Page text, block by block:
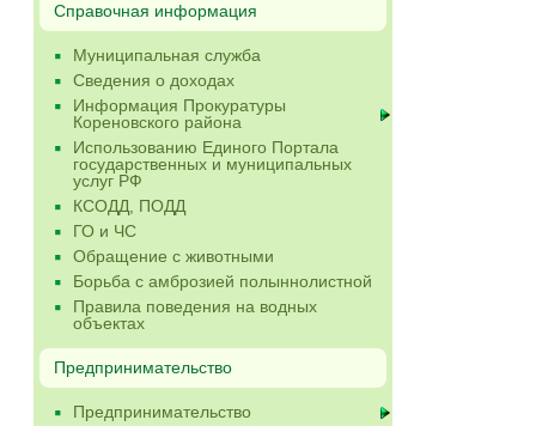
Справочная информация
Муниципальная служба
Сведения о доходах
Информация Прокуратуры
Кореновского района
Использованию Единого Портала
государственных и муниципальных
услуг РФ
КСОДД, ПОДД
ГО и ЧС
Обращение с животными
Борьба с амброзией полыннолистной
Правила поведения на водных
объектах
Предпринимательство
Предпринимательство